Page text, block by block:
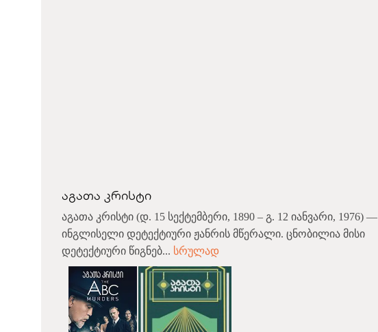
აგათა კრისტი
აგათა კრისტი (დ. 15 სექტემბერი, 1890 – გ. 12 იანვარი, 1976) —
ინგლისელი დეტექტიური ჟანრის მწერალი. ცნობილია მისი
დეტექტიური წიგნებ... სრულად